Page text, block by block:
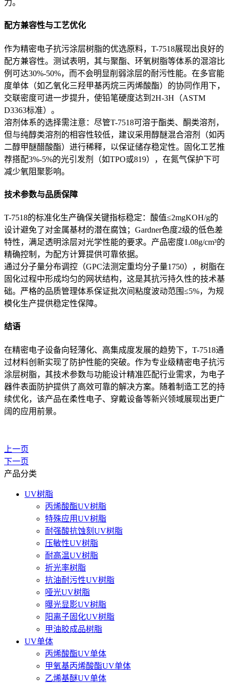
力。
配方兼容性与工艺优化
作为精密电子抗污涂层树脂的优选原料，T-7518展现出良好的
配方兼容性。测试表明，其与聚酯、环氧树脂等体系的混溶比
例可达30%-50%，而不会明显削弱涂层的耐污性能。在多官能
度单体（如乙氧化三羟甲基丙烷三丙烯酸酯）的协同作用下，
交联密度可进一步提升，使铅笔硬度达到2H-3H（ASTM
D3363标准）。
溶剂体系的选择需注意：尽管T-7518可溶于酯类、酮类溶剂，
但与纯醇类溶剂的相容性较低，建议采用醇醚混合溶剂（如丙
二醇甲醚醋酸酯）进行稀释，以保证储存稳定性。固化工艺推
荐搭配3%-5%的光引发剂（如TPO或819），在氮气保护下可
减少氧阻聚影响。
技术参数与品质保障
T-7518的标准化生产确保关键指标稳定：酸值≤2mgKOH/g的
设计避免了对金属基材的潜在腐蚀；Gardner色度2级的低色差
特性，满足透明涂层对光学性能的要求。产品密度1.08g/cm³的
精确控制，为配方计算提供可靠依据。
通过分子量分布调控（GPC法测定重均分子量1750），树脂在
固化过程中形成均匀的网状结构，这是其抗污持久性的技术基
础。严格的品质管理体系保证批次间粘度波动范围≤5%，为规
模化生产提供稳定性保障。
结语
在精密电子设备向轻薄化、高集成度发展的趋势下，T-7518通
过材料创新实现了防护性能的突破。作为专业级精密电子抗污
涂层树脂，其技术参数与功能设计精准匹配行业需求，为电子
器件表面防护提供了高效可靠的解决方案。随着制造工艺的持
续优化，该产品在柔性电子、穿戴设备等新兴领域展现出更广
阔的应用前景。
上一页
下一页
产品分类
UV树脂
丙烯酸酯UV树脂
特殊应用UV树脂
耐强酸抗蚀刻UV树脂
压敏性UV树脂
耐高温UV树脂
折光率树脂
抗油耐污性UV树脂
哑光UV树脂
曝光显影UV树脂
阳离子固化UV树脂
甲油胶成品树脂
UV单体
丙烯酸酯UV单体
甲氧基丙烯酸酯UV单体
乙烯基醚UV单体